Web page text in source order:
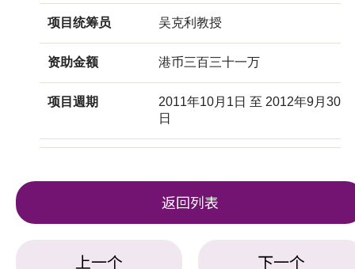
项目统筹员 吴克利教授
资助金额 港币三百三十一万
项目週期
2011年10月1日 至 2012年9月30
日
返回列表
上一个 下一个